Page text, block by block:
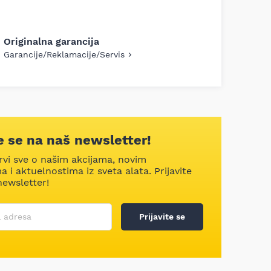
Originalna garancija
Garancije/Reklamacije/Servis
se na naš newsletter!
sve o našim akcijama, novim
i aktuelnostima iz sveta alata. Prijavite
Prijavite se